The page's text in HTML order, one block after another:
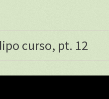
curso, pt. 12